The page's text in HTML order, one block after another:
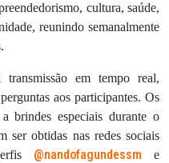
cultura, saúde,
reunindo semanalmente
em tempo real,
aos participantes. Os
brindes especiais durante o
ser obtidas nas redes sociais
@nandofagundessm e